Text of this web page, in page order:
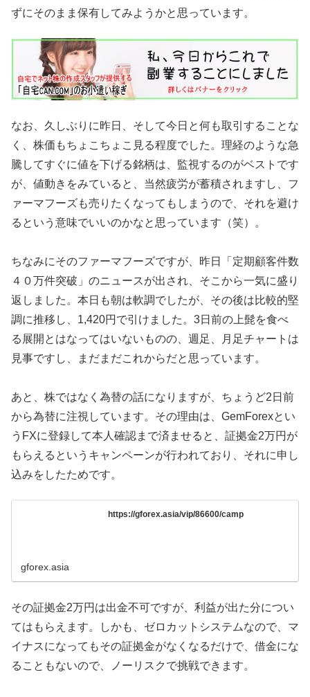
ずにそのまま保有してみようかと思っています。
なお、久しぶりに昨日、そして今日と何も取引することな
く、株価もちょこちょこ見る程度でした。理経のような急
騰してすぐに値を下げる銘柄は、監視するのがベストです
が、値動きをみていると、当然疲労が蓄積されますし、フ
ァーマフーズも売りたくなってもしまうので、それを避け
るという意味でいいのかなと思っています（笑）。
ちなみにそのファーマフーズですが、昨日「定期顧客件数
４０万件突破」のニュースが出され、そこから一気に盛り
返しました。本日も朝は軟調でしたが、その後は比較的堅
調に推移し、1,420円で引けました。3日前の上髭を食べ
る展開とはなってはいないものの、週足、月足チャートは
見事ですし、まだまだこれからだと思っています。
あと、株ではなく為替の話になりますが、ちょうど2日前
から為替に注視しています。その理由は、GemForexとい
うFXに登録して本人確認まで済ませると、証拠金2万円が
もらえるというキャンペーンが行われており、それに申し
込みをしたためです。
https://gforex.asia/vip/86600/camp
gforex.asia
その証拠金2万円は出金不可ですが、利益が出た分につい
てはもらえます。しかも、ゼロカットシステムなので、マ
イナスになってもその証拠金がなくなるだけで、借金にな
ることもないので、ノーリスクで挑戦できます。